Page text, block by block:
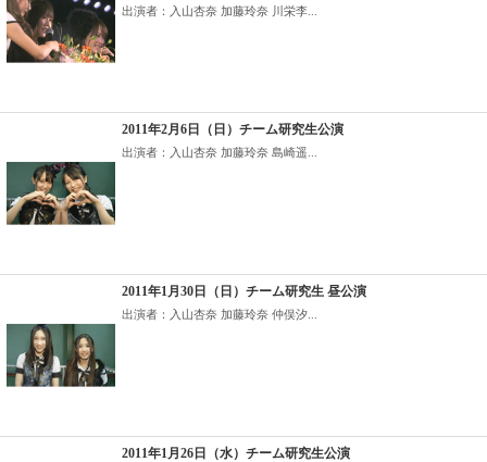
出演者：入山杏奈 加藤玲奈 川栄李...
2011年2月6日（日）チーム研究生公演
出演者：入山杏奈 加藤玲奈 島崎遥...
2011年1月30日（日）チーム研究生 昼公演
出演者：入山杏奈 加藤玲奈 仲俣汐...
2011年1月26日（水）チーム研究生公演